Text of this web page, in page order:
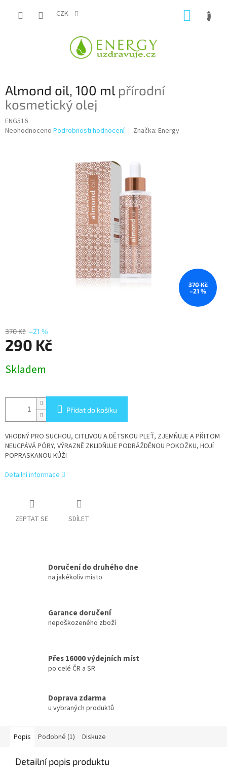
CZK
Almond oil, 100 ml přírodní
kosmetický olej
ENG516
Průměrné
Neohodnoceno Podrobnosti hodnocení Značka: Energy
370 Kč
–21 %
370 Kč –21 %
290 Kč
cena:
Skladem
Přidat do košíku
VHODNÝ PRO SUCHOU, CITLIVOU A DĚTSKOU PLEŤ, ZJEMŇUJE A PŘITOM
NEUCPÁVÁ PÓRY, VÝRAZNĚ ZKLIDŇUJE PODRÁŽDĚNOU POKOŽKU, HOJÍ
POPRASKANOU KŮŽI
Detailní informace
ZEPTAT SE SDÍLET
Doručení do druhého dne
na jakékoliv místo
Garance doručení
nepoškozeného zboží
Přes 16000 výdejních míst
po celé ČR a SR
Doprava zdarma
u vybraných produktů
Popis Podobné (1) Diskuze
Detailní popis produktu